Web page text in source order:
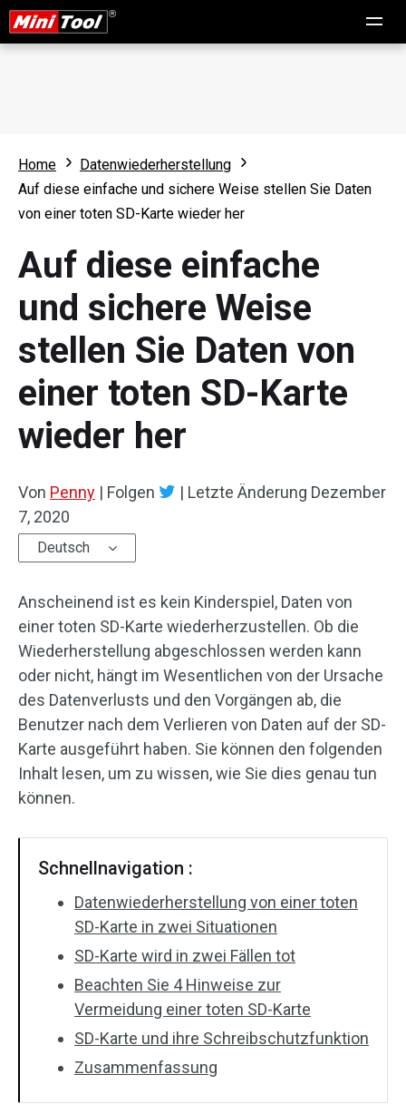
Home
Datenwiederherstellung
Auf diese einfache und sichere Weise stellen Sie Daten
von einer toten SD-Karte wieder her
Auf diese einfache
und sichere Weise
stellen Sie Daten von
einer toten SD-Karte
wieder her
Von Penny | Folgen | Letzte Änderung Dezember
7, 2020
Deutsch
Anscheinend ist es kein Kinderspiel, Daten von
einer toten SD-Karte wiederherzustellen. Ob die
Wiederherstellung abgeschlossen werden kann
oder nicht, hängt im Wesentlichen von der Ursache
des Datenverlusts und den Vorgängen ab, die
Benutzer nach dem Verlieren von Daten auf der SD-
Karte ausgeführt haben. Sie können den folgenden
Inhalt lesen, um zu wissen, wie Sie dies genau tun
können.
Schnellnavigation :
Datenwiederherstellung von einer toten
SD-Karte in zwei Situationen
SD-Karte wird in zwei Fällen tot
Beachten Sie 4 Hinweise zur
Vermeidung einer toten SD-Karte
SD-Karte und ihre Schreibschutzfunktion
Zusammenfassung